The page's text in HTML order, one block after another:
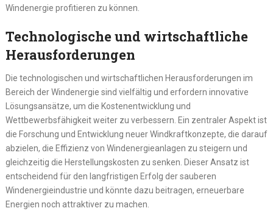
Windenergie profitieren zu können.
Technologische und wirtschaftliche
Herausforderungen
Die technologischen und wirtschaftlichen Herausforderungen im
Bereich der Windenergie sind vielfältig und erfordern innovative
Lösungsansätze, um die Kostenentwicklung und
Wettbewerbsfähigkeit weiter zu verbessern. Ein zentraler Aspekt ist
die Forschung und Entwicklung neuer Windkraftkonzepte, die darauf
abzielen, die Effizienz von Windenergieanlagen zu steigern und
gleichzeitig die Herstellungskosten zu senken. Dieser Ansatz ist
entscheidend für den langfristigen Erfolg der sauberen
Windenergieindustrie und könnte dazu beitragen, erneuerbare
Energien noch attraktiver zu machen.